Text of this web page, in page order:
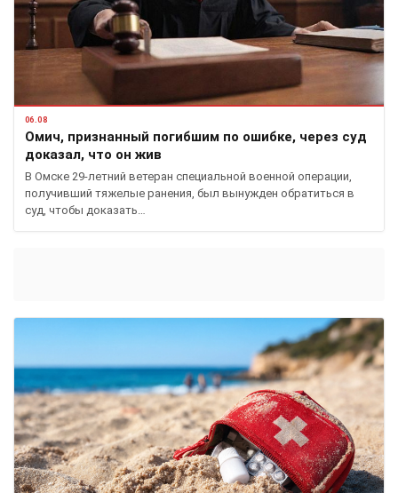
06.08
Омич, признанный погибшим по ошибке, через суд
доказал, что он жив
В Омске 29-летний ветеран специальной военной операции,
получивший тяжелые ранения, был вынужден обратиться в
суд, чтобы доказать…